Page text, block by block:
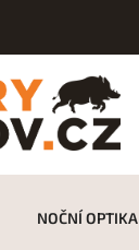
NOČNÍ OPTIKA